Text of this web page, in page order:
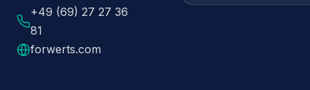
+49 (69) 27 27 36
81
forwerts.com